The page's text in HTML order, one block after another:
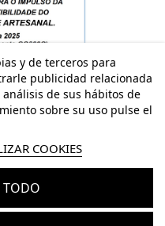
y de terceros para
publicidad relacionada
de sus hábitos de
sobre su uso pulse el
COOKIES
TODO